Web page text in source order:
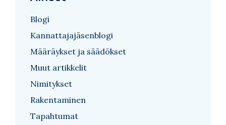
Blogi
Kannattajajäsenblogi
Määräykset ja säädökset
Muut artikkelit
Nimitykset
Rakentaminen
Tapahtumat